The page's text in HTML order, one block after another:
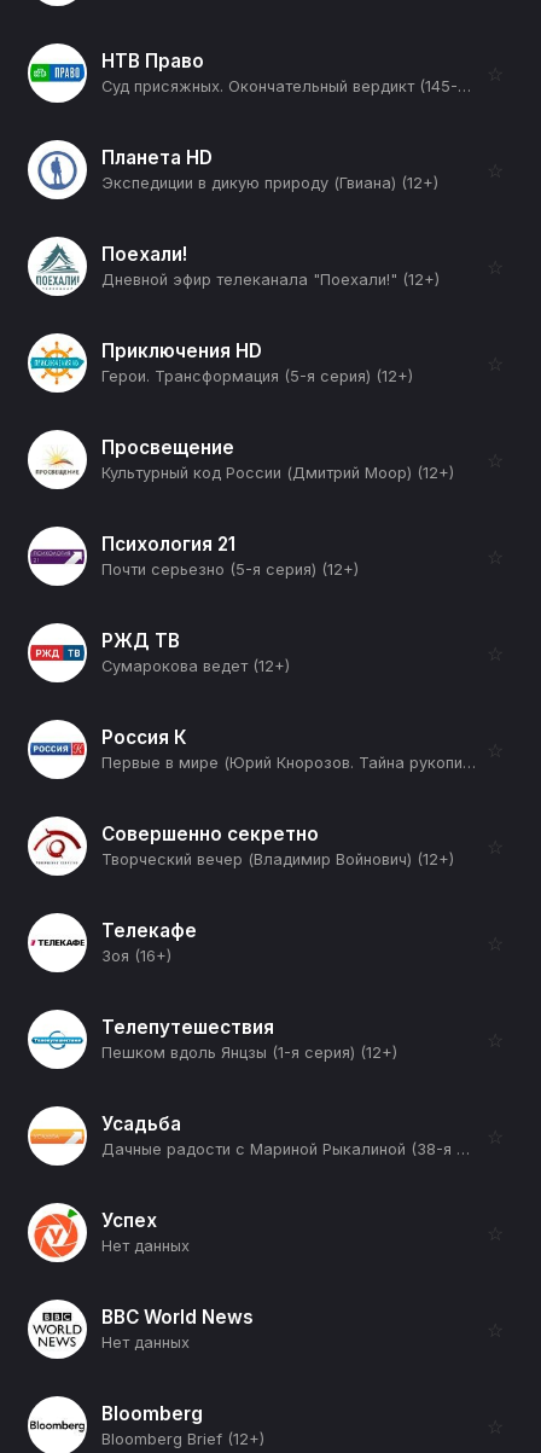
НТВ Право
Суд присяжных. Окончательный вердикт (145-я серия) (12+)
☆
Планета HD
Экспедиции в дикую природу (Гвиана) (12+)
☆
Поехали!
Дневной эфир телеканала "Поехали!" (12+)
☆
Приключения HD
Герои. Трансформация (5-я серия) (12+)
☆
Просвещение
Культурный код России (Дмитрий Моор) (12+)
☆
Психология 21
Почти серьезно (5-я серия) (12+)
☆
РЖД ТВ
Сумарокова ведет (12+)
☆
Россия К
Первые в мире (Юрий Кнорозов. Тайна рукописей майя) (12+)
☆
Совершенно секретно
Творческий вечер (Владимир Войнович) (12+)
☆
Телекафе
Зоя (16+)
☆
Телепутешествия
Пешком вдоль Янцзы (1-я серия) (12+)
☆
Усадьба
Дачные радости с Мариной Рыкалиной (38-я серия) (12+)
☆
Успех
Нет данных
☆
BBC World News
Нет данных
☆
Bloomberg
Bloomberg Brief (12+)
☆